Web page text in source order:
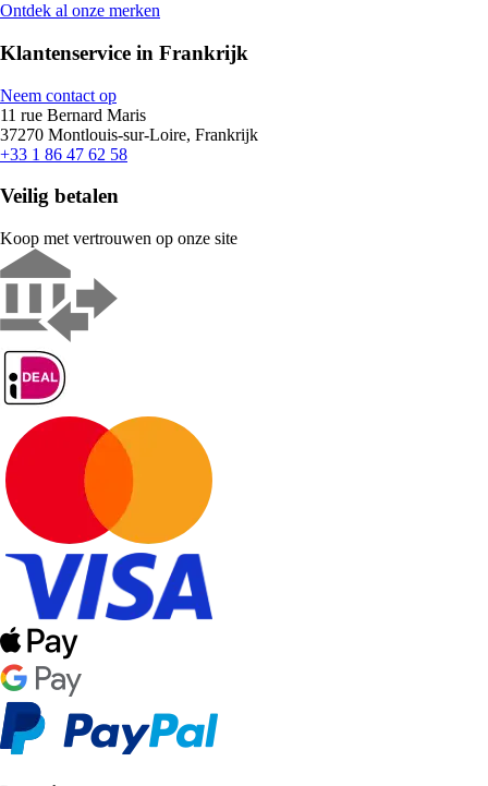
Ontdek al onze merken
Klantenservice in Frankrijk
Neem contact op
11 rue Bernard Maris
37270 Montlouis-sur-Loire, Frankrijk
+33 1 86 47 62 58
Veilig betalen
Koop met vertrouwen op onze site